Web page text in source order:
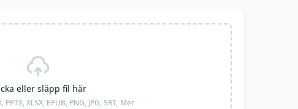
eller släpp fil här
PPTX, XLSX, EPUB, PNG, JPG, SRT, Mer